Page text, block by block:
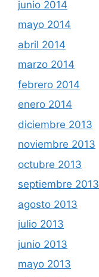
junio 2014
mayo 2014
abril 2014
marzo 2014
febrero 2014
enero 2014
diciembre 2013
noviembre 2013
octubre 2013
septiembre 2013
agosto 2013
julio 2013
junio 2013
mayo 2013